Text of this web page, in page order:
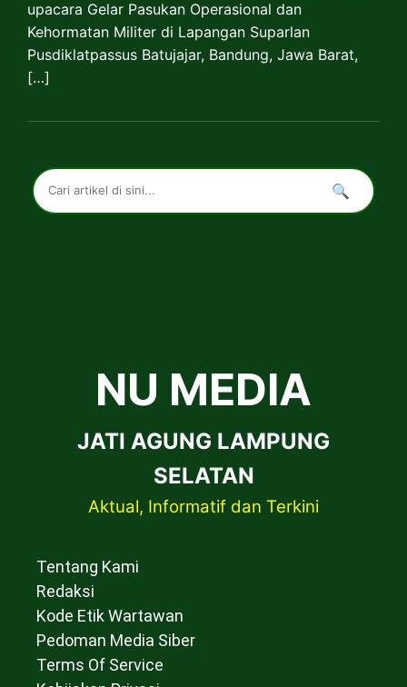
upacara Gelar Pasukan Operasional dan
Kehormatan Militer di Lapangan Suparlan
Pusdiklatpassus Batujajar, Bandung, Jawa Barat,
[…]
🔍
NU MEDIA
JATI AGUNG LAMPUNG
SELATAN
Aktual, Informatif dan Terkini
Tentang Kami
Redaksi
Kode Etik Wartawan
Pedoman Media Siber
Terms Of Service